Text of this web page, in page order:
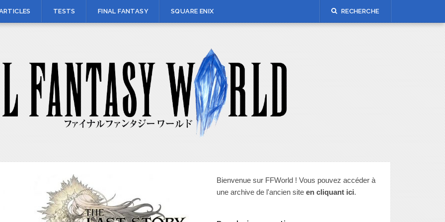
TESTS FINAL FANTASY SQUARE ENIX RECHERCHE
Bienvenue sur FFWorld ! Vous pouvez accéder à
une archive de l'ancien site en cliquant ici.